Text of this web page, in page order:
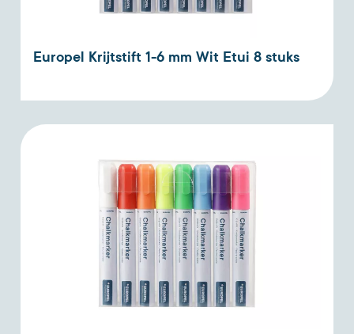
Europel Krijtstift 1-6 mm Wit Etui 8 stuks